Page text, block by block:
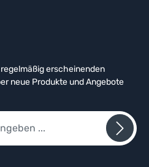
erscheinenden
neue Produkte und Angebote